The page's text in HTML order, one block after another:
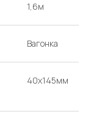
1,6м
Вагонка
40х145мм